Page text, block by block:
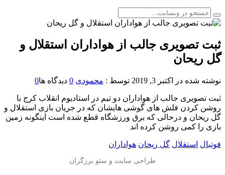
️ثبت تصویری جالب از هواداران استقلال و
گل ریحان
نوشته شده در اکتبر 3, 2019 توسط : محمودی 0 دیدگاه ها0
️ثبت تصویری جالب از هواداران دو تیم در استادیوم انقلاب کرج با
روشن کردن فلش های گوشی هایشان که در جریان بازی استقلال و
گل ریحان و درحالی که برق ورزشگاه قطع شده است اینگونه زمین
بازی را کمی روشن کرده اند
فوتبال استقلال گل ریحان هواداران